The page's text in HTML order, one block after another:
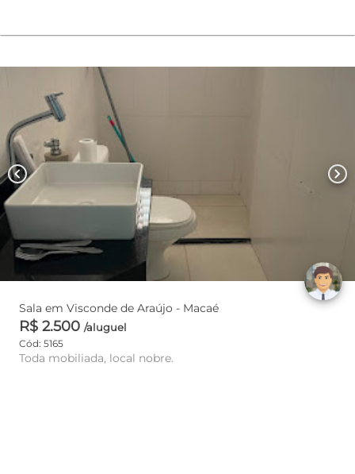
chevron_left chevron_right
Sala em Visconde de Araújo - Macaé
R$ 2.500 /aluguel
Cód: 5165
Toda mobiliada, local nobre.